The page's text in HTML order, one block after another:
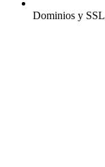
Dominios y SSL